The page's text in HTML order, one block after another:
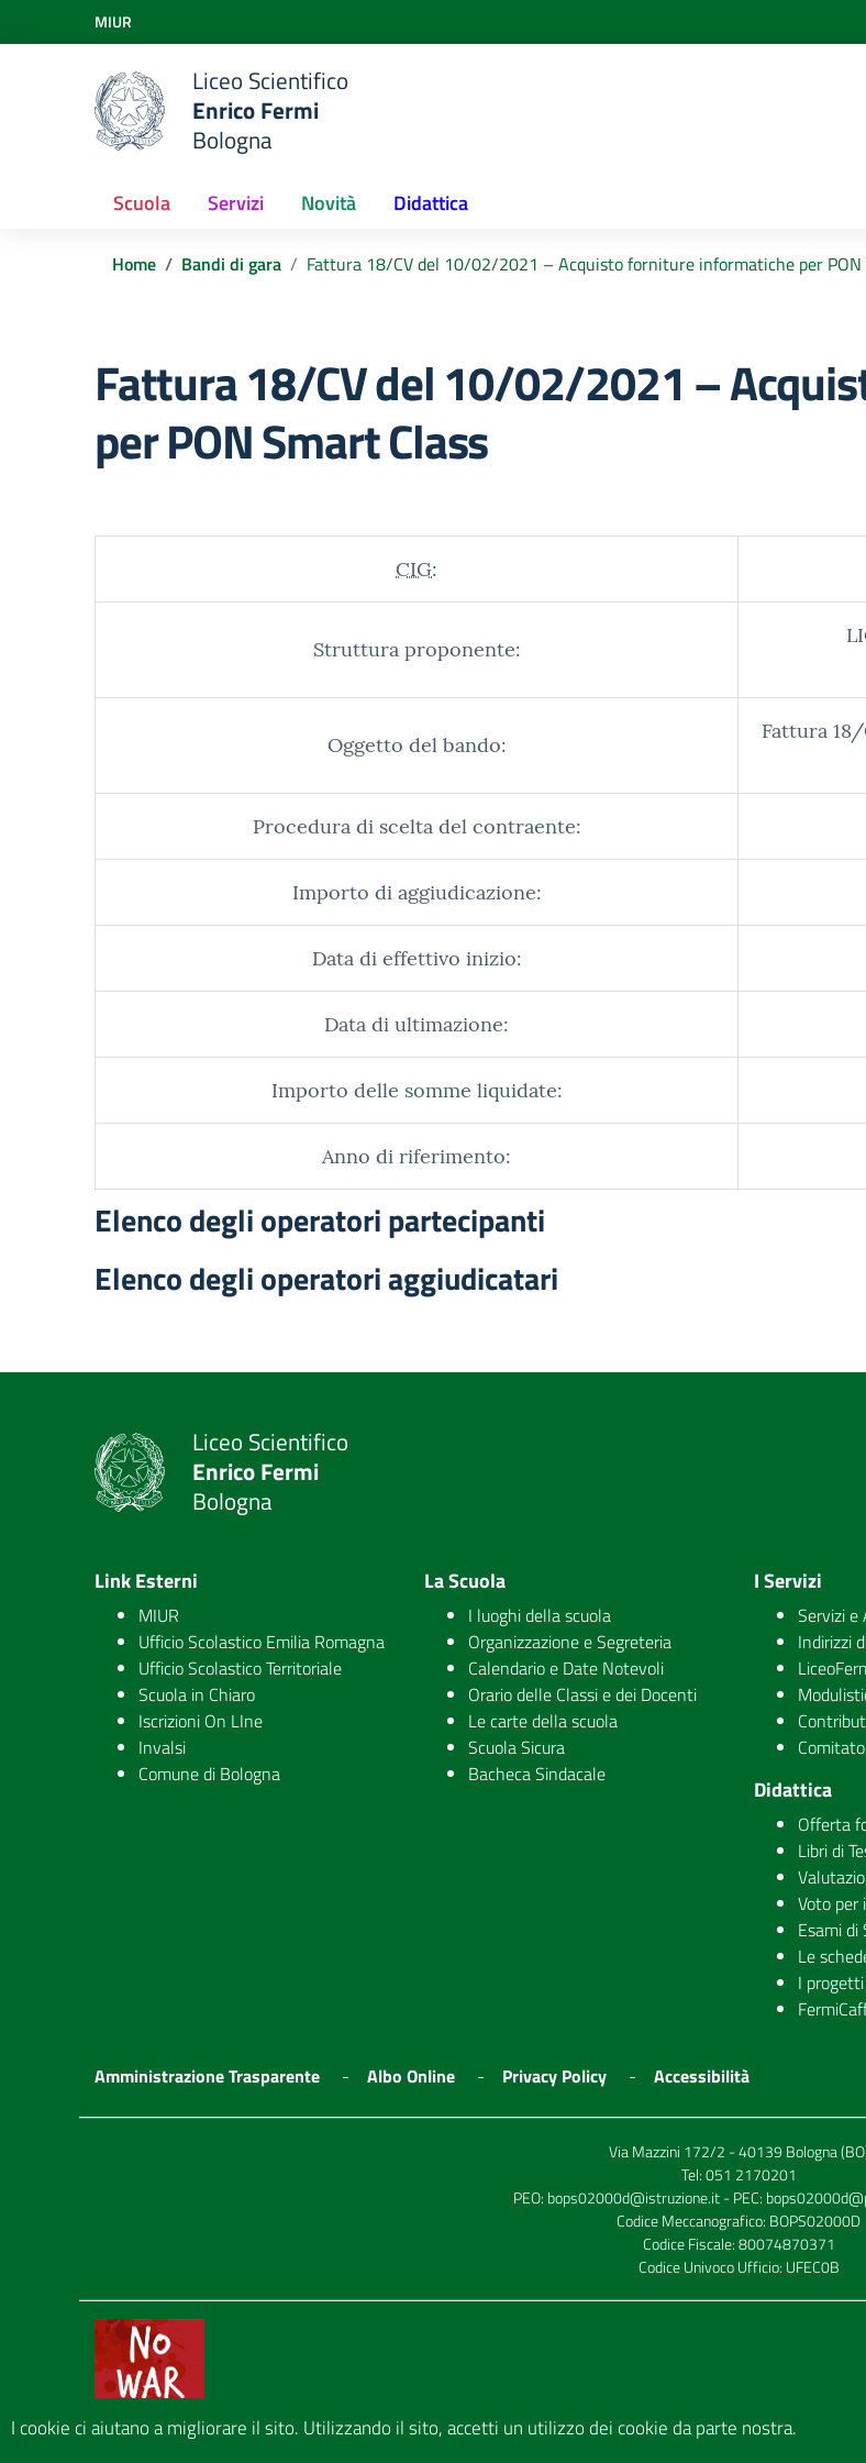
Vai ai contenuti
Vai al menu di navigazione
Vai al footer
MIUR
Liceo Scientifico
Enrico Fermi
Bologna
Scuola Servizi Novità Didattica
Home Bandi di gara Fattura 18/CV del 10/02/2021 – Acquisto forniture informatiche per PON
Fattura 18/CV del 10/02/2021 –
per PON Smart Class
CIG:
Struttura proponente:
Oggetto del bando:
Fattura
Procedura di scelta del contraente:
Importo di aggiudicazione:
Data di effettivo inizio:
Data di ultimazione:
Importo delle somme liquidate:
Anno di riferimento:
Elenco degli operatori partecipanti
Elenco degli operatori aggiudicatari
Liceo Scientifico
Enrico Fermi
Bologna
Link Esterni
MIUR
Ufficio Scolastico Emilia Romagna
Ufficio Scolastico Territoriale
Scuola in Chiaro
Iscrizioni On LIne
Invalsi
Comune di Bologna
La Scuola
I luoghi della scuola
Organizzazione e Segreteria
Calendario e Date Notevoli
Orario delle Classi e dei Docenti
Le carte della scuola
Scuola Sicura
Bacheca Sindacale
I Servizi
Servizi
Indirizzi
Didattica
Offerta
Libri di
Voto per
Esami
Le
I
Amministrazione Trasparente Albo Online Privacy Policy Accessibilità
Via Mazzini 172/2 - 40139 Bologna
Tel:051 2170201
PEO: bops02000d@istruzione.it- PEC:
Codice Meccanografico: BOPS02000D
Codice Fiscale: 80074870371
Codice Univoco Ufficio: UFEC0B
I cookie ci aiutano a migliorare il sito. Utilizzando il sito, accetti un utilizzo dei cookie da parte nostra.